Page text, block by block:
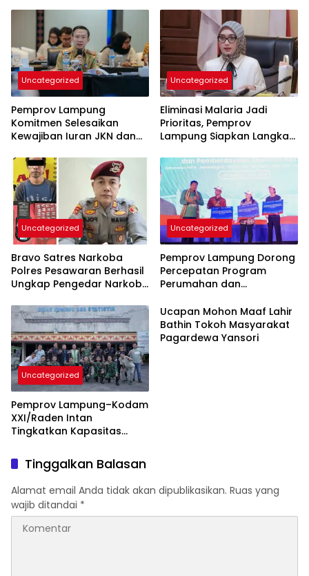
Uncategorized
Pemprov Lampung
Komitmen Selesaikan
Kewajiban Iuran JKN dan
Kepesertaan BPJS
Kesehatan
Uncategorized
Eliminasi Malaria Jadi
Prioritas, Pemprov
Lampung Siapkan Langkah
Uncategorized
Bravo Satres Narkoba
Polres Pesawaran Berhasil
Ungkap Pengedar Narkoba
Uncategorized
Pemprov Lampung Dorong
Percepatan Program
Perumahan dan
Rakyat
Uncategorized
Pemprov Lampung–Kodam
XXI/Raden Intan
Tingkatkan Kapasitas
Komunikasi Publik
Ucapan Mohon Maaf Lahir
Bathin Tokoh Masyarakat
Pagardewa Yansori
Tinggalkan Balasan
Alamat email Anda tidak akan dipublikasikan. Ruas yang
wajib ditandai *